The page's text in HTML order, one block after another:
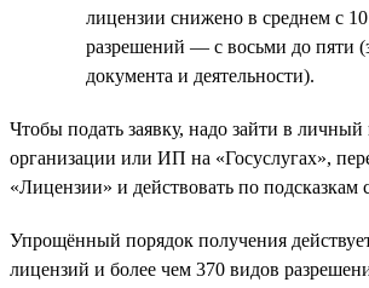
лицензии снижено в среднем с
разрешений — с восьми до пяти
документа и деятельности).
Чтобы подать заявку, надо зайти в личный
организации или ИП на «Госуслугах»,
«Лицензии» и действовать по подсказкам
Упрощённый порядок получения
лицензий и более чем 370 видов